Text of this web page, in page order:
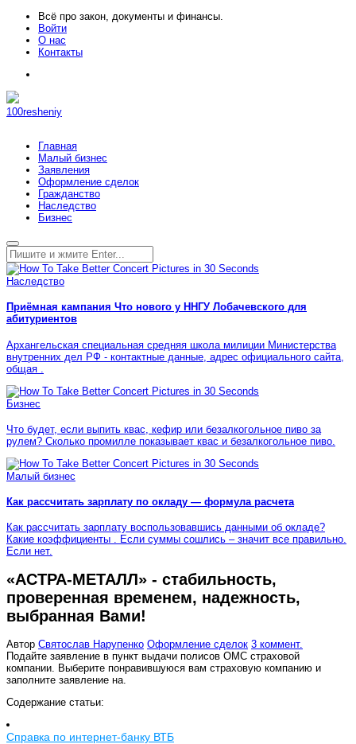
Всё про закон, документы и финансы.
Войти
О нас
Контакты
100resheniy
Главная
Малый бизнес
Заявления
Оформление сделок
Гражданство
Наследство
Бизнес
Наследство
Приёмная кампания Что нового у ННГУ Лобачевского для
абитуриентов
Архангельская специальная средняя школа милиции Министерства
внутренних дел РФ - контактные данные, адрес официального сайта,
общая .
Бизнес
Что будет, если выпить квас, кефир или безалкогольное пиво за
рулем? Сколько промилле показывает квас и безалкогольное пиво.
Малый бизнес
Как рассчитать зарплату по окладу — формула расчета
Как рассчитать зарплату воспользовавшись данными об окладе?
Какие коэффициенты . Если суммы сошлись – значит все правильно.
Если нет.
«АСТРА-МЕТАЛЛ» - стабильность,
проверенная временем, надежность,
выбранная Вами!
Автор Святослав Нарупенко Оформление сделок 3 коммент.
Подайте заявление в пункт выдачи полисов ОМС страховой
компании. Выберите понравившуюся вам страховую компанию и
заполните заявление на.
Содержание статьи:
Справка по интернет-банку ВТБ